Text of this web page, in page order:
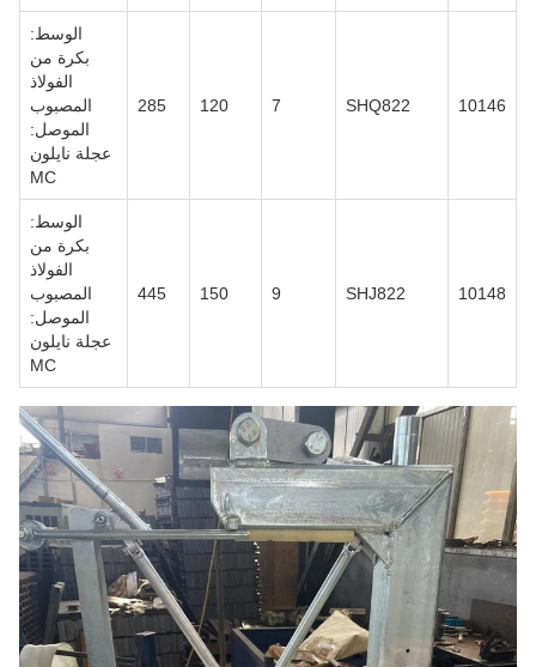
10146
SHQ822
120
285
الوسط:
بكرة من
الفولاذ
المصبوب
الموصل:
عجلة نايلون
MC
10148
SHJ822
150
445
الوسط:
بكرة من
الفولاذ
المصبوب
الموصل:
عجلة نايلون
MC